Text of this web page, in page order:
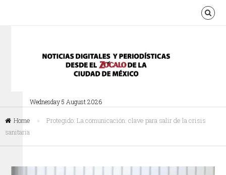
Wednesday 5 August 2026
Home »
Protegido: La comunicación: clave para salir de la crisis
sanitaria